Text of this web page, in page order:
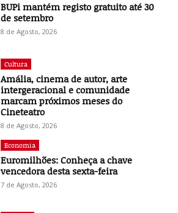
BUPi mantém registo gratuito até 30
de setembro
8 de Agosto, 2026
Cultura
Amália, cinema de autor, arte
intergeracional e comunidade
marcam próximos meses do
Cineteatro
8 de Agosto, 2026
Economia
Euromilhões: Conheça a chave
vencedora desta sexta-feira
7 de Agosto, 2026